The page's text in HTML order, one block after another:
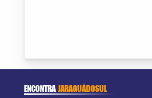
ENCONTRAJARAGUÁDOSUL